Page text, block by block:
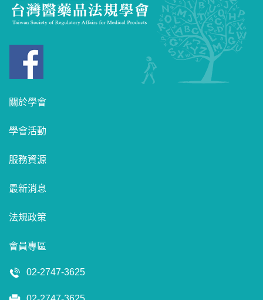
關於學會
學會活動
服務資源
最新消息
法規政策
會員專區
02-2747-3625